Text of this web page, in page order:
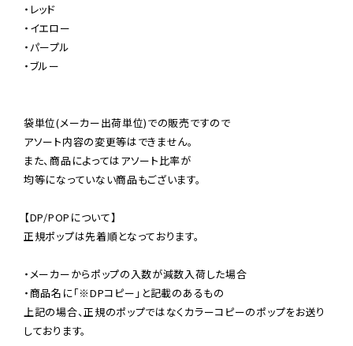
・レッド
・イエロー
・パープル
・ブルー
袋単位(メーカー出荷単位)での販売ですので
アソート内容の変更等はできません。
また、商品によってはアソート比率が
均等になっていない商品もございます。
【DP/POPについて】
正規ポップは先着順となっております。
・メーカーからポップの入数が減数入荷した場合
・商品名に「※DPコピー」と記載のあるもの
上記の場合、正規のポップではなくカラーコピーのポップをお送り
しております。